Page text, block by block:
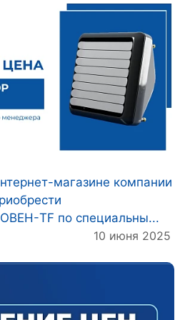
магазине компании
TF по специальны...
10 июня 2025